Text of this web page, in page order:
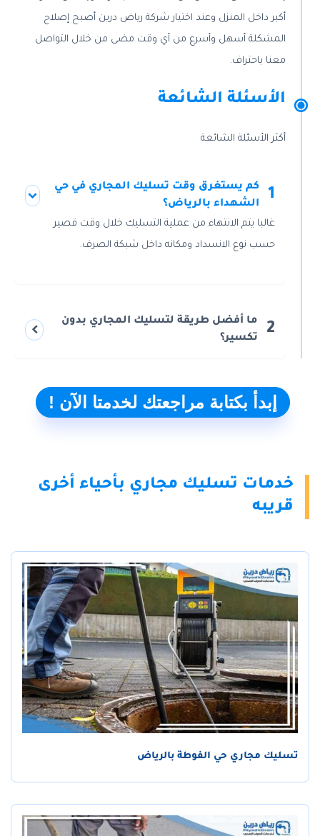
أكبر داخل المنزل وعند اختيار شركة رياض درين أصبح إصلاح
المشكلة أسهل وأسرع من أي وقت مضى من خلال التواصل
معنا باحتراف.
الأسئلة الشائعة
أكثر الأسئلة الشائعة
1
كم يستغرق وقت تسليك المجاري في حي
الشهداء بالرياض؟
غالبا يتم الانتهاء من عملية التسليك خلال وقت قصير
حسب نوع الانسداد ومكانه داخل شبكة الصرف.
2
ما أفضل طريقة لتسليك المجاري بدون
تكسير؟
إبدأ بكتابة مراجعتك لخدمتا الآن !
خدمات تسليك مجاري بأحياء أخرى
قريبه
تسليك مجاري حي الفوطة بالرياض